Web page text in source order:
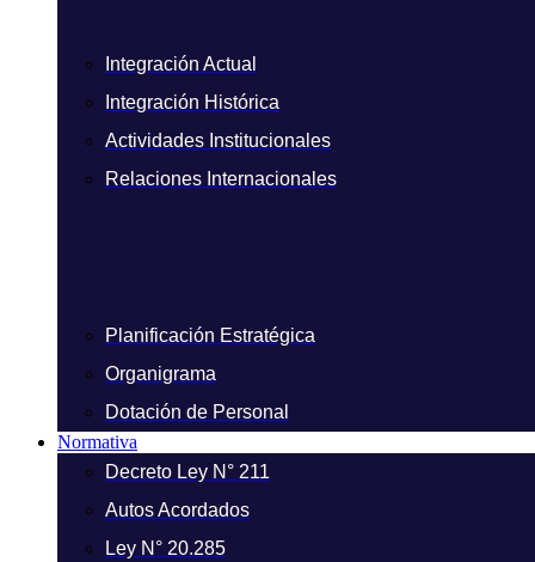
Integración Actual
Integración Histórica
Actividades Institucionales
Relaciones Internacionales
Planificación Estratégica
Organigrama
Dotación de Personal
Normativa
Decreto Ley N° 211
Autos Acordados
Ley N° 20.285